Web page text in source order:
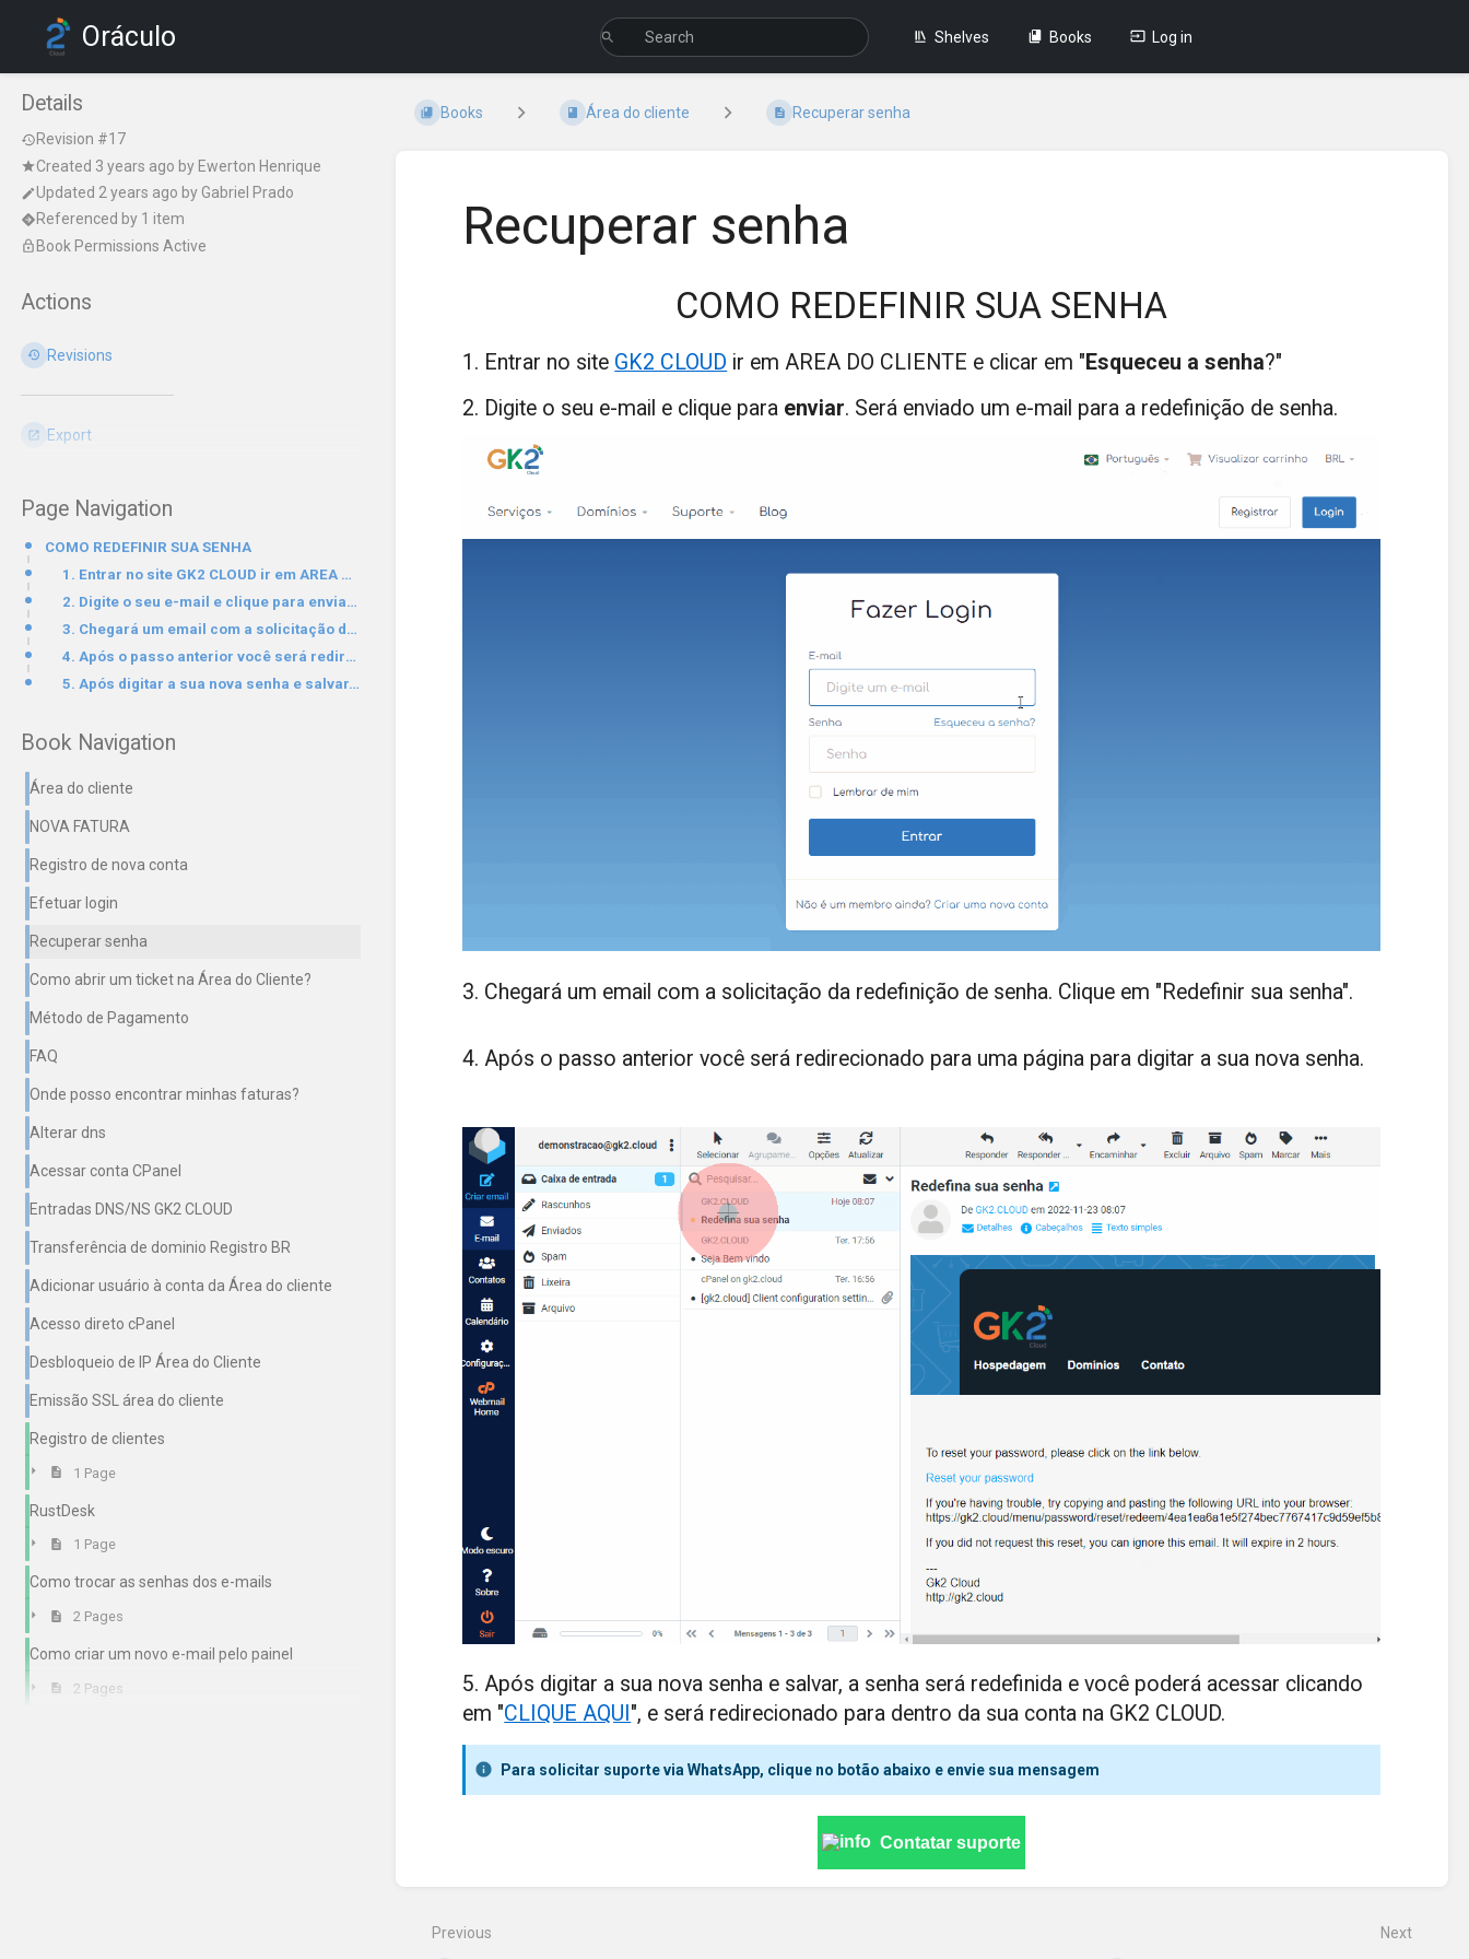
Oráculo Shelves Books Log in
Details
Revision #17
Created 3 years ago by Ewerton Henrique
Updated 2 years ago by Gabriel Prado
Referenced by 1 item
Book Permissions Active
Actions
Revisions
Export
Page Navigation
COMO REDEFINIR SUA SENHA
1. Entrar no site GK2 CLOUD ir em AREA DO CLIENTE e clicar em "Esqueceu a senha?"
2. Digite o seu e-mail e clique para enviar. Será enviado um e-mail para a redefinição de senha.
3. Chegará um email com a solicitação da redefinição de senha. Clique em "Redefinir sua senha".
4. Após o passo anterior você será redirecionado para uma página para digitar a sua nova senha.
5. Após digitar a sua nova senha e salvar, a senha será redefinida e você poderá acessar clicando em
Book Navigation
Área do cliente
NOVA FATURA
Registro de nova conta
Efetuar login
Recuperar senha
Como abrir um ticket na Área do Cliente?
Método de Pagamento
FAQ
Onde posso encontrar minhas faturas?
Alterar dns
Acessar conta CPanel
Entradas DNS/NS GK2 CLOUD
Transferência de dominio Registro BR
Adicionar usuário à conta da Área do cliente
Acesso direto cPanel
Desbloqueio de IP Área do Cliente
Emissão SSL área do cliente
Registro de clientes
1 Page
RustDesk
1 Page
Como trocar as senhas dos e-mails
2 Pages
Como criar um novo e-mail pelo painel
2 Pages
Books Área do cliente Recuperar senha
Recuperar senha
COMO REDEFINIR SUA SENHA
1. Entrar no site GK2 CLOUD ir em AREA DO CLIENTE e clicar em "Esqueceu a senha?"
2. Digite o seu e-mail e clique para enviar. Será enviado um e-mail para a redefinição de senha.
3. Chegará um email com a solicitação da redefinição de senha. Clique em "Redefinir sua senha".
4. Após o passo anterior você será redirecionado para uma página para digitar a sua nova senha.
5. Após digitar a sua nova senha e salvar, a senha será redefinida e você poderá acessar clicando
em "CLIQUE AQUI ", e será redirecionado para dentro da sua conta na GK2 CLOUD.
Para solicitar suporte via WhatsApp, clique no botão abaixo e envie sua mensagem
Contatar suporte
mode
Previous Next